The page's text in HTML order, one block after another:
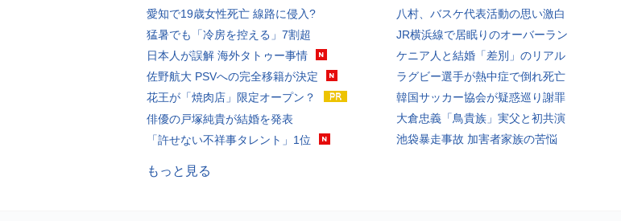
愛知で19歳女性死亡 線路に侵入?
猛暑でも「冷房を控える」7割超
日本人が誤解 海外タトゥー事情
佐野航大 PSVへの完全移籍が決定
花王が「焼肉店」限定オープン？
俳優の戸塚純貴が結婚を発表
「許せない不祥事タレント」1位
八村、バスケ代表活動の思い激白
JR横浜線で居眠りのオーバーラン
ケニア人と結婚「差別」のリアル
ラグビー選手が熱中症で倒れ死亡
韓国サッカー協会が疑惑巡り謝罪
大倉忠義「鳥貴族」実父と初共演
池袋暴走事故 加害者家族の苦悩
もっと見る